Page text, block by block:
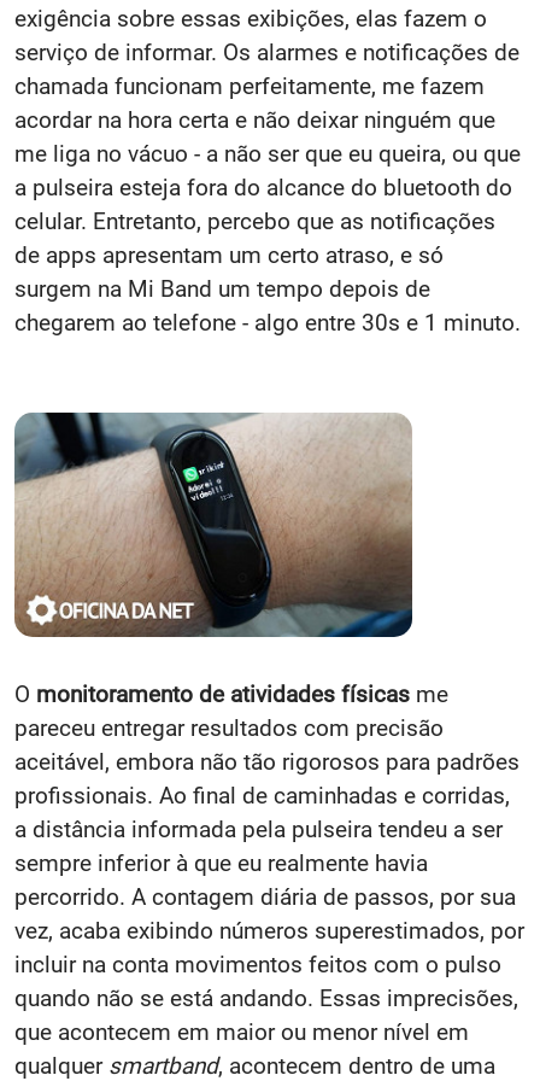
exigência sobre essas exibições, elas fazem o
serviço de informar. Os alarmes e notificações de
chamada funcionam perfeitamente, me fazem
acordar na hora certa e não deixar ninguém que
me liga no vácuo - a não ser que eu queira, ou que
a pulseira esteja fora do alcance do bluetooth do
celular. Entretanto, percebo que as notificações
de apps apresentam um certo atraso, e só
surgem na Mi Band um tempo depois de
chegarem ao telefone - algo entre 30s e 1 minuto.
O monitoramento de atividades físicas me
pareceu entregar resultados com precisão
aceitável, embora não tão rigorosos para padrões
profissionais. Ao final de caminhadas e corridas,
a distância informada pela pulseira tendeu a ser
sempre inferior à que eu realmente havia
percorrido. A contagem diária de passos, por sua
vez, acaba exibindo números superestimados, por
incluir na conta movimentos feitos com o pulso
quando não se está andando. Essas imprecisões,
que acontecem em maior ou menor nível em
qualquer smartband, acontecem dentro de uma